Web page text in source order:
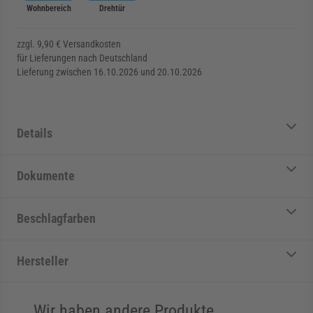
Wohnbereich Drehtür
zzgl. 9,90 € Versandkosten
für Lieferungen nach Deutschland
Lieferung zwischen 16.10.2026 und 20.10.2026
Details
Dokumente
Beschlagfarben
Hersteller